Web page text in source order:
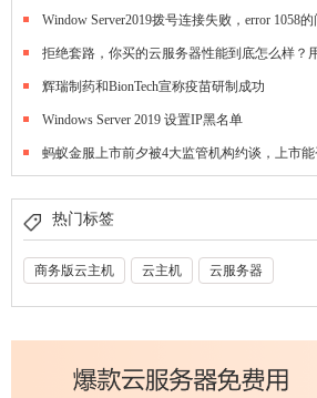
Window Server2019拨号连接失败，error 1058
拒绝套路，你买的云服务器性能到底怎么样？
辉瑞制药和BionTech宣称疫苗研制成功
Windows Server 2019 设置IP黑名单
蚂蚁金服上市前夕被4大监管机构约谈，上市能
热门标签
商务版云主机 云主机 云服务器